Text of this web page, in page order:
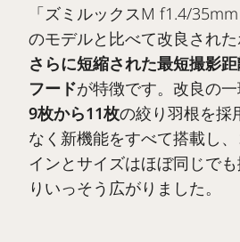
「ズミルックスM f1.4/
のモデルと比べて改良された
さらに短縮された最短撮影
フードが特徴です。改良の
9枚から11枚の絞り羽根を採
なく新機能をすべて搭載し
インとサイズはほぼ同じで
りいっそう広がりました。